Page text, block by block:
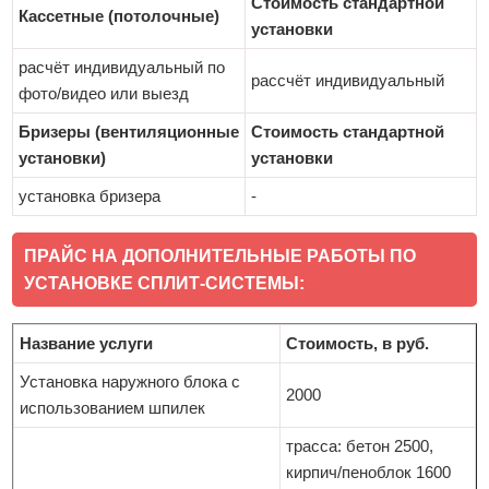
Кассетные (потолочные)
установки
расчёт индивидуальный по
фото/видео или выезд
рассчёт индивидуальный
Бризеры (вентиляционные
установки)
Стоимость стандартной
установки
установка бризера -
ПРАЙС НА ДОПОЛНИТЕЛЬНЫЕ РАБОТЫ ПО
УСТАНОВКЕ СПЛИТ-СИСТЕМЫ:
Название услуги Стоимость, в руб.
Установка наружного блока с
использованием шпилек
2000
трасса: бетон 2500,
кирпич/пеноблок 1600